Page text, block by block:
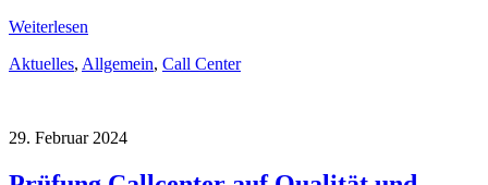
Weiterlesen
Aktuelles, Allgemein, Call Center
29. Februar 2024